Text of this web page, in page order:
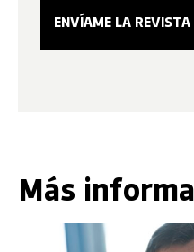
Más